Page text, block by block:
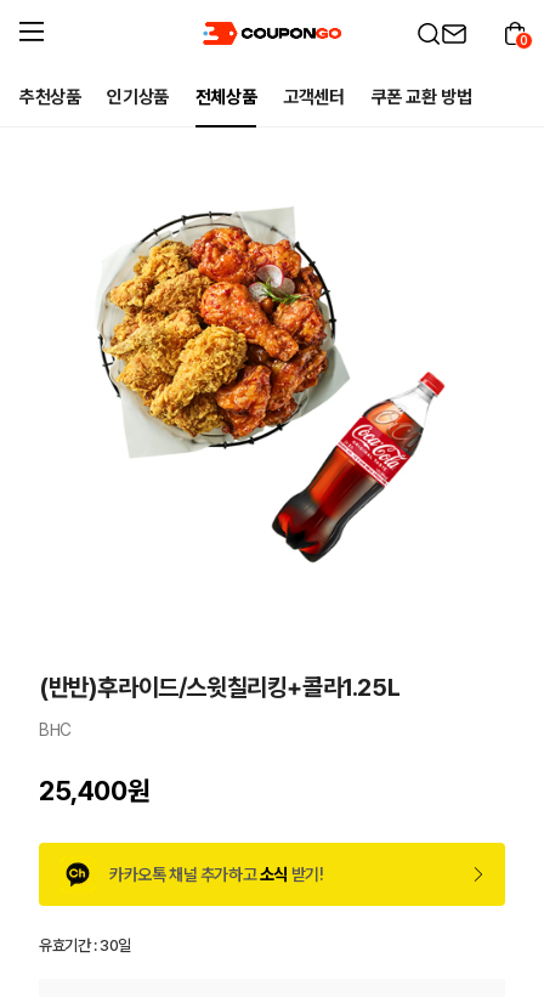
추천상품 인기상품 전체상품 고객센터 쿠폰 교환 방법
0
(반반)후라이드/스윗칠리킹+콜라1.25L
BHC
25,400원
카카오톡 채널 추가하고소식 받기!
유효기간 :30일